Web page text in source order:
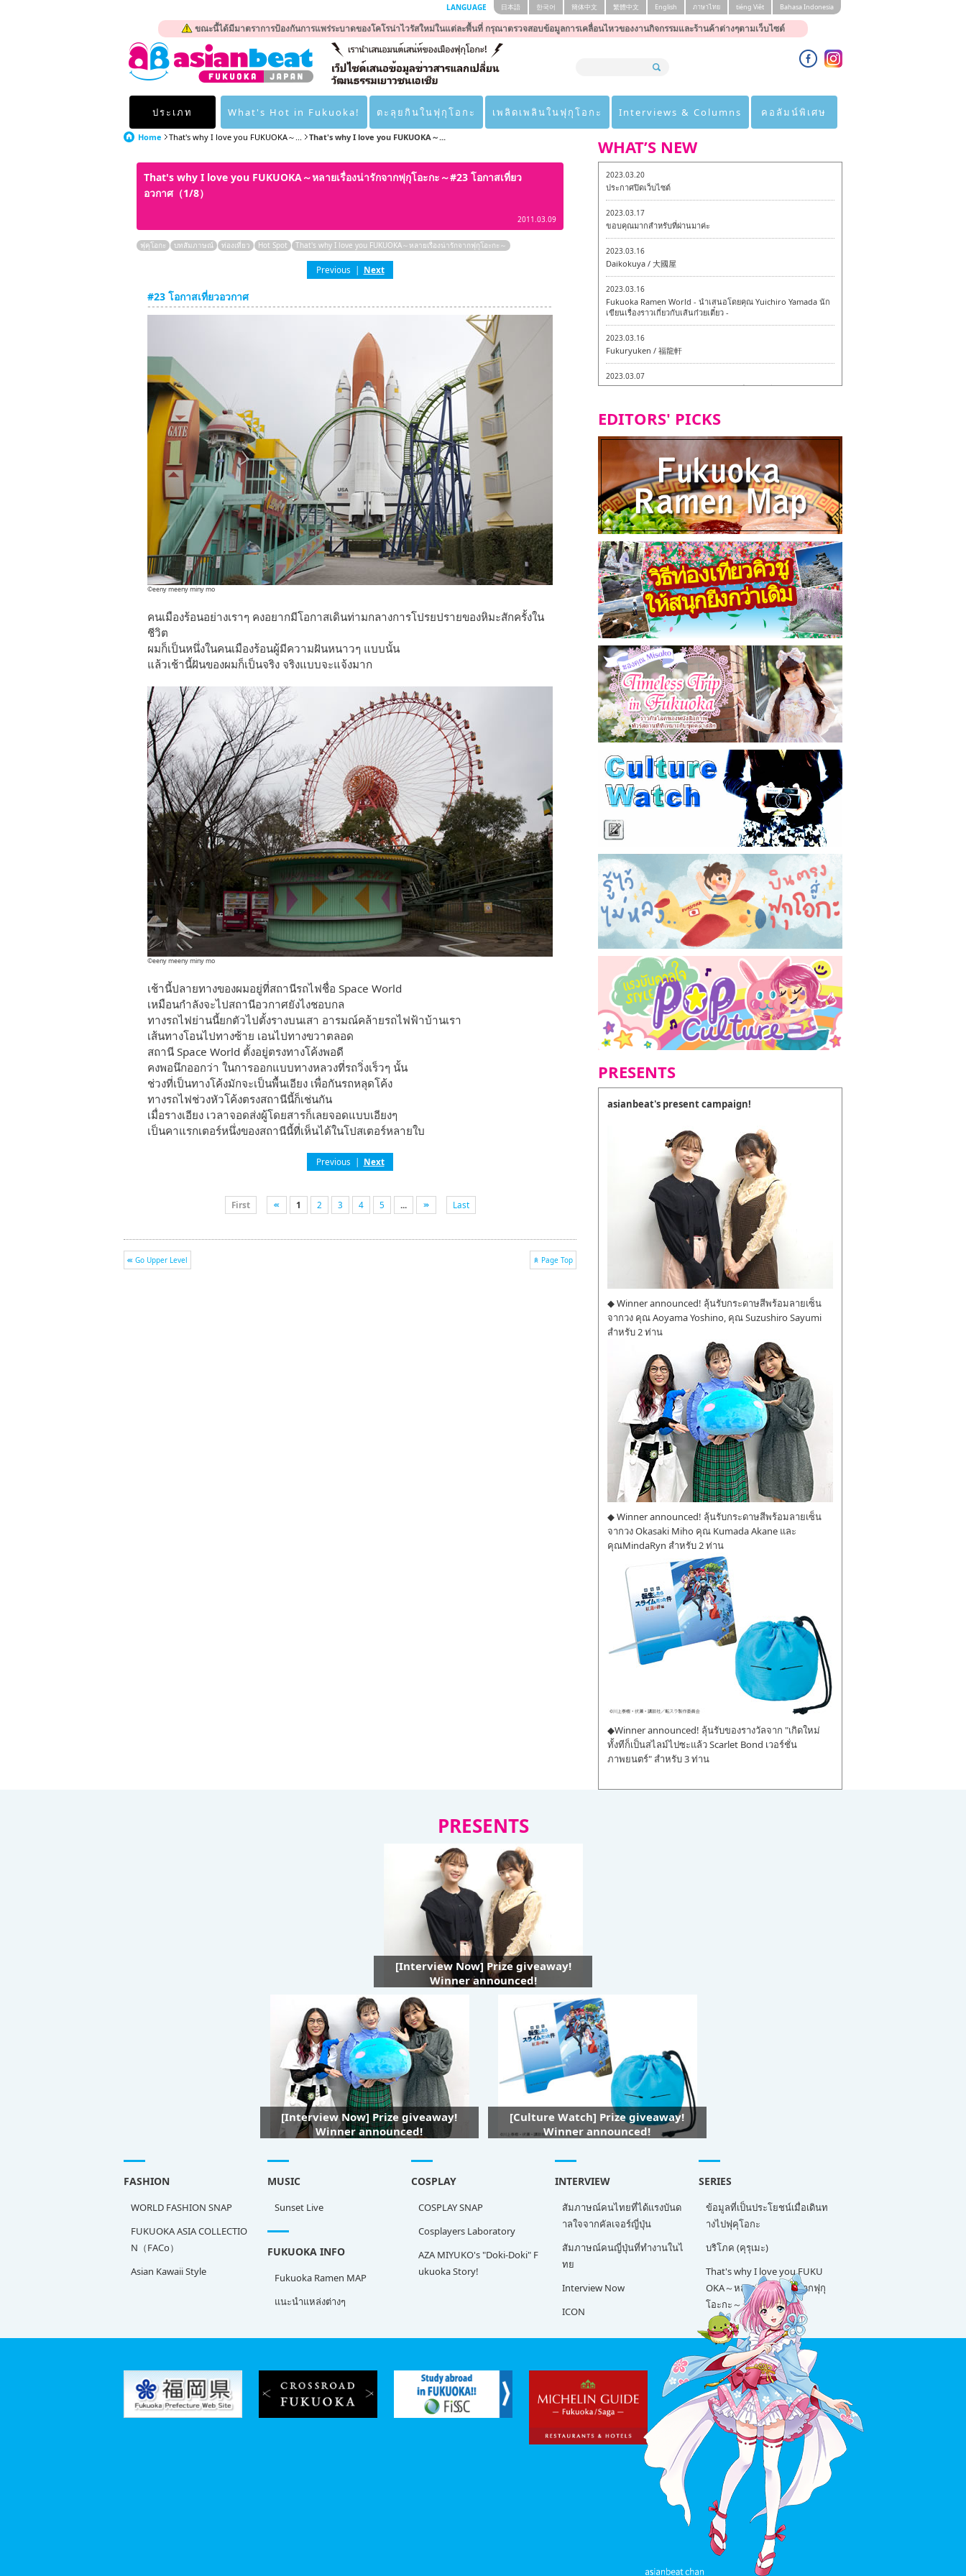
ขณะนี้ได้มีมาตราการป้องกันการแพร่ระบาดของโคโรน่าไวรัสใหม่ในแต่ละพื้นที่ กรุณาตรวจสอบข้อมูลการเคลื่อนไหวของงานกิจกรรมและร้านค้าต่างๆตามเว็บไซต์
LANGUAGE 日本語 한국어 簡体中文 繁體中文 English ภาษาไทย tiéng Viêt Bahasa Indonesia
ประเภท What's Hot in Fukuoka! ตะลุยกินในฟุกุโอกะ เพลิดเพลินในฟุกุโอกะ Interviews & Columns คอลัมน์พิเศษ
Home That's why I love you FUKUOKA～... That's why I love you FUKUOKA～...
That's why I love you FUKUOKA～หลายเรื่องน่ารักจากฟุกุโอะกะ～#23 โอกาสเที่ยว
อวกาศ（1/8）
2011.03.09
ฟุคุโอกะ บทสัมภาษณ์ ท่องเที่ยว Hot Spot That's why I love you FUKUOKA～หลายเรื่องน่ารักจากฟุกุโอะกะ～
Previous | Next
#23 โอกาสเที่ยวอวกาศ
©eeny meeny miny mo
คนเมืองร้อนอย่างเราๆ คงอยากมีโอกาสเดินท่ามกลางการโปรยปรายของหิมะสักครั้งใน
ชีวิต
ผมก็เป็นหนึ่งในคนเมืองร้อนผู้มีความฝันหนาวๆ แบบนั้น
แล้วเช้านี้ฝันของผมก็เป็นจริง จริงแบบจะแจ้งมาก
©eeny meeny miny mo
เช้านี้ปลายทางของผมอยู่ที่สถานีรถไฟชื่อ Space World
เหมือนกำลังจะไปสถานีอวกาศยังไงชอบกล
ทางรถไฟย่านนี้ยกตัวไปตั้งรางบนเสา อารมณ์คล้ายรถไฟฟ้าบ้านเรา
เส้นทางโอนไปทางซ้าย เอนไปทางขวาตลอด
สถานี Space World ตั้งอยู่ตรงทางโค้งพอดี
คงพอนึกออกว่า ในการออกแบบทางหลวงที่รถวิ่งเร็วๆ นั้น
ช่วงที่เป็นทางโค้งมักจะเป็นพื้นเอียง เพื่อกันรถหลุดโค้ง
ทางรถไฟช่วงหัวโค้งตรงสถานีนี้ก็เช่นกัน
เมื่อรางเอียง เวลาจอดส่งผู้โดยสารก็เลยจอดแบบเอียงๆ
เป็นคาแรกเตอร์หนึ่งของสถานีนี้ที่เห็นได้ในโปสเตอร์หลายใบ
Previous | Next
First 1 2 3 4 5 ... Last
Go Upper Level Page Top
WHAT’S NEW
2023.03.20
ประกาศปิดเว็บไซต์
2023.03.17
ขอบคุณมากสำหรับที่ผ่านมาค่ะ
2023.03.16
Daikokuya / 大國屋
2023.03.16
Fukuoka Ramen World - นำเสนอโดยคุณ Yuichiro Yamada นัก
เขียนเรื่องราวเกี่ยวกับเส้นก๋วยเตี๋ยว -
2023.03.16
Fukuryuken / 福龍軒
2023.03.07
Isogiyokarazu สาขาหลักฮากาตะ - ทัวร์ชิมเมนูวีแกนและมังสวิรัติ
2023.03.07
ทัวร์ชิมเมนูวีแกนและมังสวิรัติในเมืองฟุกุโอกะ
2023.03.02
little stand Daimyo - ทัวร์ชิมเมนูวีแกนและมังสวิรัติในเมืองฟุกุโอ
กะ -
2023.02.28
Tochikuken Orio Honsha Udon-ten / 東筑軒 折尾本社うどん店
2023.02.27
Maruyoshi Shokudo / 丸好食堂
EDITORS' PICKS
PRESENTS
asianbeat's present campaign!
◆ Winner announced! ลุ้นรับกระดาษสีพร้อมลายเซ็น
จากวง คุณ Aoyama Yoshino, คุณ Suzushiro Sayumi
สำหรับ 2 ท่าน
◆ Winner announced! ลุ้นรับกระดาษสีพร้อมลายเซ็น
จากวง Okasaki Miho คุณ Kumada Akane และ
คุณMindaRyn สำหรับ 2 ท่าน
◆Winner announced! ลุ้นรับของรางวัลจาก "เกิดใหม่
ทั้งทีก็เป็นสไลม์ไปซะแล้ว Scarlet Bond เวอร์ชั่น
ภาพยนตร์" สำหรับ 3 ท่าน
PRESENTS
[Interview Now] Prize giveaway!
Winner announced!
[Interview Now] Prize giveaway!
Winner announced!
[Culture Watch] Prize giveaway!
Winner announced!
FASHION
WORLD FASHION SNAP
FUKUOKA ASIA COLLECTIO
N（FACo）
Asian Kawaii Style
MUSIC
Sunset Live
COSPLAY
COSPLAY SNAP
Cosplayers Laboratory
AZA MIYUKO's "Doki-Doki" F
ukuoka Story!
INTERVIEW
สัมภาษณ์คนไทยที่ได้แรงบันด
าลใจจากคัลเจอร์ญี่ปุ่น
สัมภาษณ์คนญี่ปุ่นที่ทำงานในไ
ทย
Interview Now
ICON
SERIES
ข้อมูลที่เป็นประโยชน์เมื่อเดินท
างไปฟุคุโอกะ
บริโภค (คุรุเมะ)
That's why I love you FUKU
OKA～หลายเรื่องน่ารักจากฟุกุ
โอะกะ～
FUKUOKA INFO
Fukuoka Ramen MAP
แนะนำแหล่งต่างๆ